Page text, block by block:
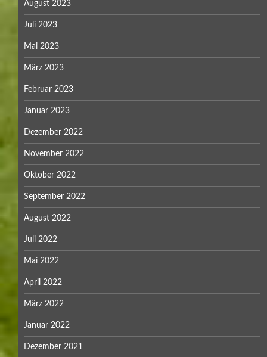
August 2023
Juli 2023
Mai 2023
März 2023
Februar 2023
Januar 2023
Dezember 2022
November 2022
Oktober 2022
September 2022
August 2022
Juli 2022
Mai 2022
April 2022
März 2022
Januar 2022
Dezember 2021